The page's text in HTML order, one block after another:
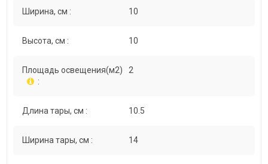
Ширина, см : 10
Высота, см : 10
Площадь освещения(м2)
:
2
Длина тары, см : 10.5
Ширина тары, см : 14